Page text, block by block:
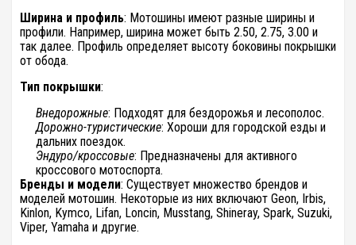
Ширина и профиль: Мотошины имеют разные ширины и
профили. Например, ширина может быть 2.50, 2.75, 3.00 и
так далее. Профиль определяет высоту боковины покрышки
от обода.
Тип покрышки:
Внедорожные: Подходят для бездорожья и лесополос.
Дорожно-туристические: Хороши для городской езды и
дальних поездок.
Эндуро/кроссовые: Предназначены для активного
кроссового мотоспорта.
Бренды и модели: Существует множество брендов и
моделей мотошин. Некоторые из них включают Geon, Irbis,
Kinlon, Kymco, Lifan, Loncin, Musstang, Shineray, Spark, Suzuki,
Viper, Yamaha и другие.